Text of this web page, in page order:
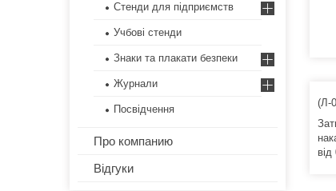
(Л-
Стенди для підприємств
Учбові стенди
Знаки та плакати безпеки
Журнали
Посвідчення
Про компанию
Відгуки